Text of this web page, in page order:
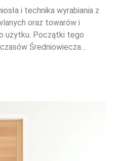
i technika wyrabiania z
oraz towarów i
użytku. Początki tego
Średniowiecza…